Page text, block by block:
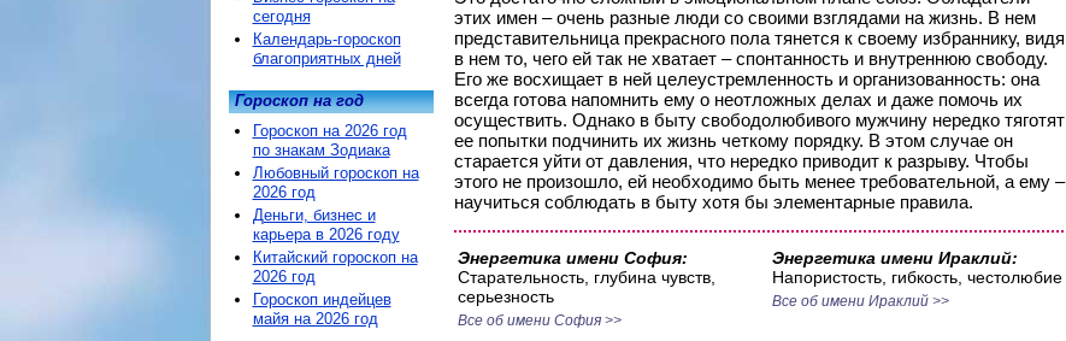
этих имен – очень разные люди со своими взглядами на жизнь. В нем
представительница прекрасного пола тянется к своему избраннику, видя
в нем то, чего ей так не хватает – спонтанность и внутреннюю свободу.
Его же восхищает в ней целеустремленность и организованность: она
всегда готова напомнить ему о неотложных делах и даже помочь их
осуществить. Однако в быту свободолюбивого мужчину нередко тяготят
ее попытки подчинить их жизнь четкому порядку. В этом случае он
старается уйти от давления, что нередко приводит к разрыву. Чтобы
этого не произошло, ей необходимо быть менее требовательной, а ему –
научиться соблюдать в быту хотя бы элементарные правила.
Энергетика имени София:
Старательность, глубина чувств,
серьезность
Все об имени София >>
Энергетика имени Ираклий:
Напористость, гибкость, честолюбие
Все об имени Ираклий >>
сегодня
Календарь-гороскоп
благоприятных дней
Гороскоп на год
Гороскоп на 2026 год
по знакам Зодиака
Любовный гороскоп на
2026 год
Деньги, бизнес и
карьера в 2026 году
Китайский гороскоп на
2026 год
Гороскоп индейцев
майя на 2026 год